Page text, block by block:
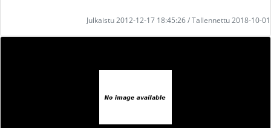
Julkaistu 2012-12-17 18:45:26 / Tallennettu 2018-10-01